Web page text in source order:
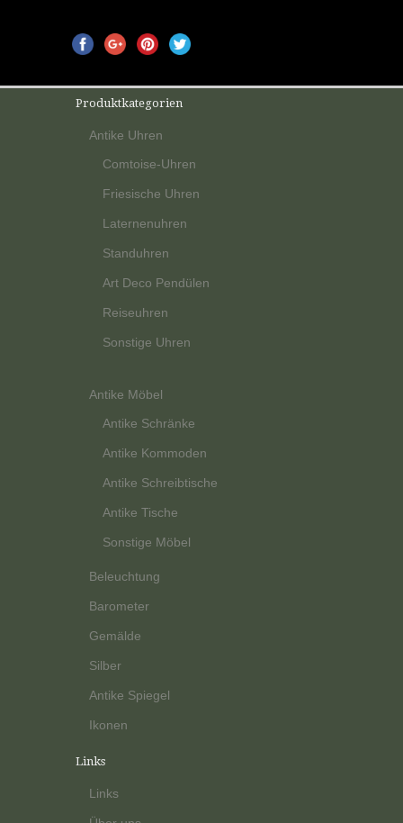
Produktkategorien
Antike Uhren
Comtoise-Uhren
Friesische Uhren
Laternenuhren
Standuhren
Art Deco Pendülen
Reiseuhren
Sonstige Uhren
Antike Möbel
Antike Schränke
Antike Kommoden
Antike Schreibtische
Antike Tische
Sonstige Möbel
Beleuchtung
Barometer
Gemälde
Silber
Antike Spiegel
Ikonen
Links
Links